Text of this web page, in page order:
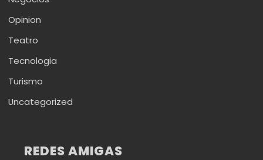
Opinion
Teatro
Tecnologia
Turismo
Uncategorized
REDES AMIGAS